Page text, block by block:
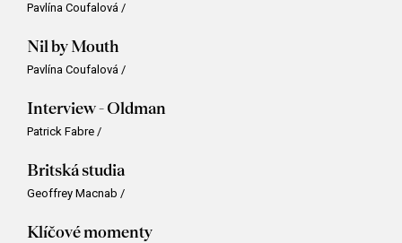
Pavlína Coufalová /
Nil by Mouth
Pavlína Coufalová /
Interview - Oldman
Patrick Fabre /
Britská studia
Geoffrey Macnab /
Klíčové momenty